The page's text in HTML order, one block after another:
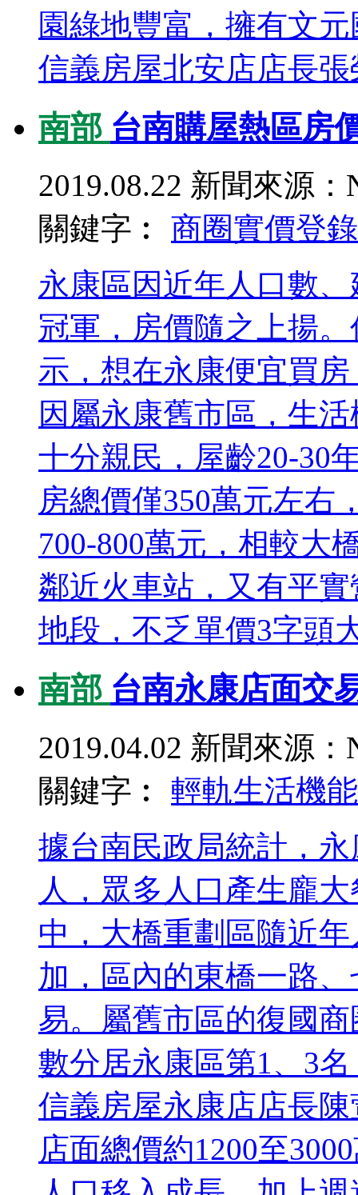
園綠地豐富，擁有文
信義房屋北安店店長
南部 台南購屋熱區房
2019.08.22 新聞來源：
關鍵字︰ 商圈實價登錄
永康區因近年人口數
冠軍，房價隨之上揚
示，想在永康便宜買
因屬永康舊市區，生
十分親民，屋齡20-30
房總價僅350萬元左右
700-800萬元，相較大
鄰近火車站，又有平
地段，不乏單價3字頭
南部 台南永康店面交
2019.04.02 新聞來源：
關鍵字︰ 輕軌生活機能
據台南民政局統計，
人，眾多人口產生龐
中，大橋重劃區隨近
加，區內的東橋一路
易。屬舊市區的復國
數分居永康區第1、3
信義房屋永康店店長
店面總價約1200至